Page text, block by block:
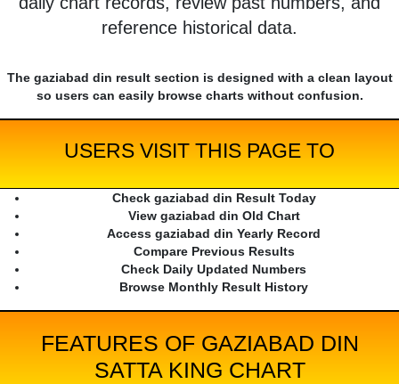
reference historical data.
The gaziabad din result section is designed with a clean layout
so users can easily browse charts without confusion.
USERS VISIT THIS PAGE TO
Check gaziabad din Result Today
View gaziabad din Old Chart
Access gaziabad din Yearly Record
Compare Previous Results
Check Daily Updated Numbers
Browse Monthly Result History
FEATURES OF GAZIABAD DIN
SATTA KING CHART